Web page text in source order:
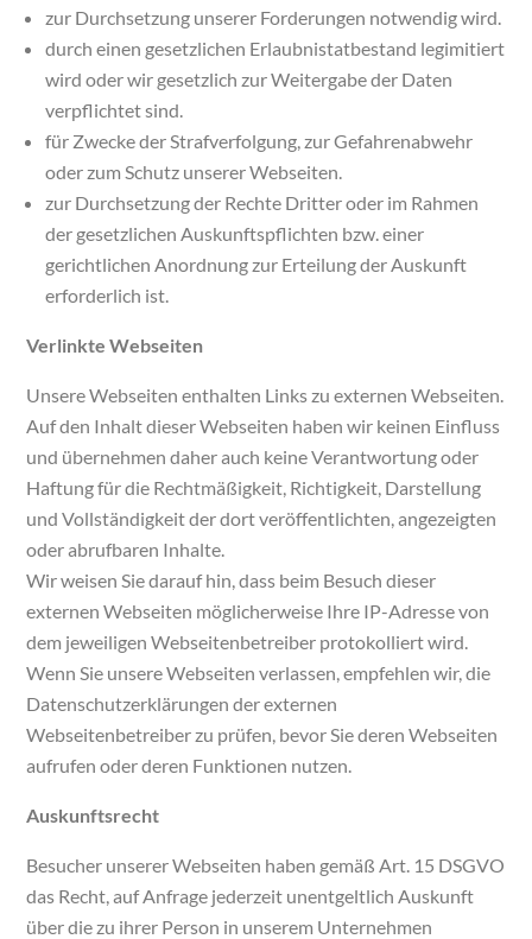
zur Durchsetzung unserer Forderungen notwendig wird.
durch einen gesetzlichen Erlaubnistatbestand legimitiert
wird oder wir gesetzlich zur Weitergabe der Daten
verpflichtet sind.
für Zwecke der Strafverfolgung, zur Gefahrenabwehr
oder zum Schutz unserer Webseiten.
zur Durchsetzung der Rechte Dritter oder im Rahmen
der gesetzlichen Auskunftspflichten bzw. einer
gerichtlichen Anordnung zur Erteilung der Auskunft
erforderlich ist.
Verlinkte Webseiten
Unsere Webseiten enthalten Links zu externen Webseiten.
Auf den Inhalt dieser Webseiten haben wir keinen Einfluss
und übernehmen daher auch keine Verantwortung oder
Haftung für die Rechtmäßigkeit, Richtigkeit, Darstellung
und Vollständigkeit der dort veröffentlichten, angezeigten
oder abrufbaren Inhalte.
Wir weisen Sie darauf hin, dass beim Besuch dieser
externen Webseiten möglicherweise Ihre IP-Adresse von
dem jeweiligen Webseitenbetreiber protokolliert wird.
Wenn Sie unsere Webseiten verlassen, empfehlen wir, die
Datenschutzerklärungen der externen
Webseitenbetreiber zu prüfen, bevor Sie deren Webseiten
aufrufen oder deren Funktionen nutzen.
Auskunftsrecht
Besucher unserer Webseiten haben gemäß Art. 15 DSGVO
das Recht, auf Anfrage jederzeit unentgeltlich Auskunft
über die zu ihrer Person in unserem Unternehmen